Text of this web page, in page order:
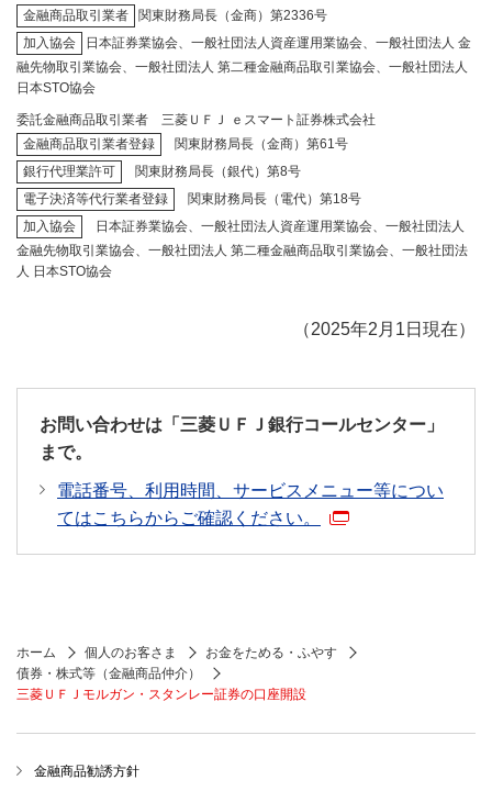
金融商品取引業者
関東財務局長（金商）第2336号
加入協会
日本証券業協会、一般社団法人資産運用業協会、一般社団法人 金
融先物取引業協会、一般社団法人 第二種金融商品取引業協会、一般社団法人
日本STO協会
委託金融商品取引業者 三菱ＵＦＪ ｅスマート証券株式会社
金融商品取引業者登録
関東財務局長（金商）第61号
銀行代理業許可
関東財務局長（銀代）第8号
電子決済等代行業者登録
関東財務局長（電代）第18号
加入協会
日本証券業協会、一般社団法人資産運用業協会、一般社団法人
金融先物取引業協会、一般社団法人 第二種金融商品取引業協会、一般社団法
人 日本STO協会
（2025年2月1日現在）
お問い合わせは「三菱ＵＦＪ銀行コールセンター」
まで。
電話番号、利用時間、サービスメニュー等につい
てはこちらからご確認ください。
ホーム 個人のお客さま
お金をためる・ふやす
債券・株式等（金融商品仲介）
三菱ＵＦＪモルガン・スタンレー証券の口座開設
金融商品勧誘方針